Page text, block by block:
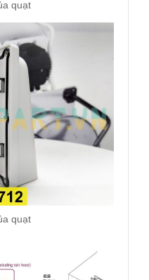
quạt
quạt